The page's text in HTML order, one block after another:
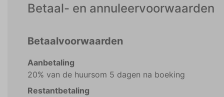
Betaal- en annuleervoorwaarden
Betaalvoorwaarden
Aanbetaling
20% van de huursom 5 dagen na boeking
Restantbetaling